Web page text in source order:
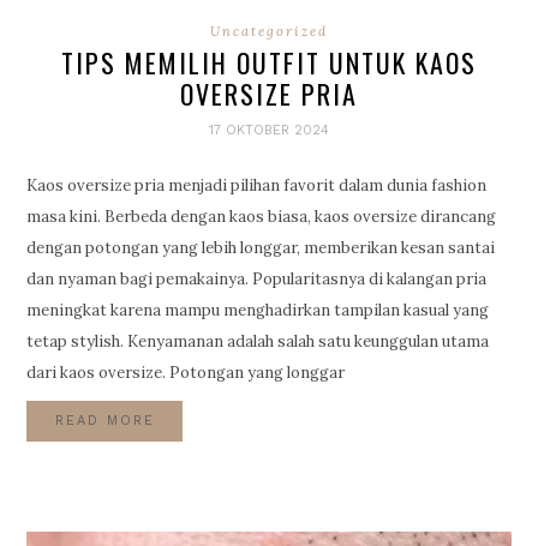
Uncategorized
TIPS MEMILIH OUTFIT UNTUK KAOS
OVERSIZE PRIA
17 OKTOBER 2024
Kaos oversize pria menjadi pilihan favorit dalam dunia fashion
masa kini. Berbeda dengan kaos biasa, kaos oversize dirancang
dengan potongan yang lebih longgar, memberikan kesan santai
dan nyaman bagi pemakainya. Popularitasnya di kalangan pria
meningkat karena mampu menghadirkan tampilan kasual yang
tetap stylish. Kenyamanan adalah salah satu keunggulan utama
dari kaos oversize. Potongan yang longgar
READ MORE